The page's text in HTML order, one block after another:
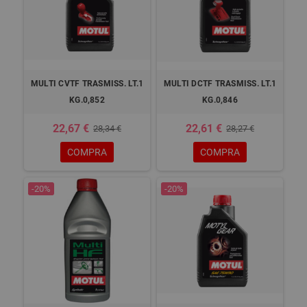
MULTI CVTF TRASMISS. LT.1
KG.0,852
22,67 € 28,34 €
COMPRA
MULTI DCTF TRASMISS. LT.1
KG.0,846
22,61 € 28,27 €
COMPRA
-20% -20%